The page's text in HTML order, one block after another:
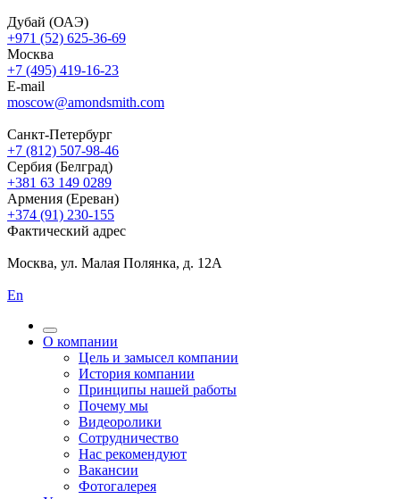
Дубай (ОАЭ)
+971 (52) 625-36-69
Москва
+7 (495) 419-16-23
E-mail
moscow@amondsmith.com
Санкт-Петербург
+7 (812) 507-98-46
Сербия (Белград)
+381 63 149 0289
Армения (Ереван)
+374 (91) 230-155
Фактический адрес
Москва, ул. Малая Полянка, д. 12А
En
О компании
Цель и замысел компании
История компании
Принципы нашей работы
Почему мы
Видеоролики
Сотрудничество
Нас рекомендуют
Вакансии
Фотогалерея